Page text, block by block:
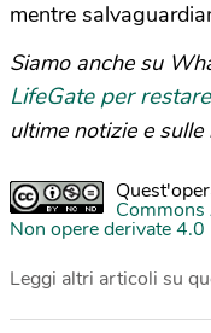
mentre
Siamo anche su
LifeGate per
ultime notizie e
Non opere derivate
Leggi altri articoli su